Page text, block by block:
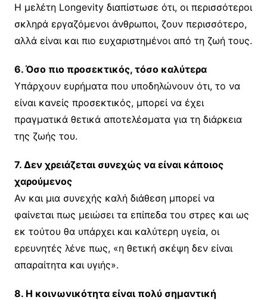
Η μελέτη Longevity διαπίστωσε ότι, οι περισσότεροι
σκληρά εργαζόμενοι άνθρωποι, ζουν περισσότερο,
αλλά είναι και πιο ευχαριστημένοι από τη ζωή τους.
6. Όσο πιο προσεκτικός, τόσο καλύτερα
Υπάρχουν ευρήματα που υποδηλώνουν ότι, το να
είναι κανείς προσεκτικός, μπορεί να έχει
πραγματικά θετικά αποτελέσματα για τη διάρκεια
της ζωής του.
7. Δεν χρειάζεται συνεχώς να είναι κάποιος
χαρούμενος
Αν και μια συνεχής καλή διάθεση μπορεί να
φαίνεται πως μειώσει τα επίπεδα του στρες και ως
εκ τούτου θα υπάρχει και καλύτερη υγεία, οι
ερευνητές λένε πως, «η θετική σκέψη δεν είναι
απαραίτητα και υγιής».
8. Η κοινωνικότητα είναι πολύ σημαντική